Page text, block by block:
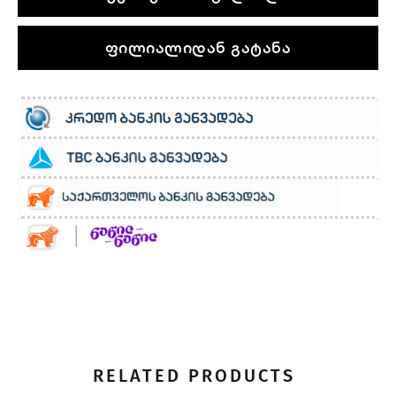
ფილიალიდან გატანა
RELATED PRODUCTS